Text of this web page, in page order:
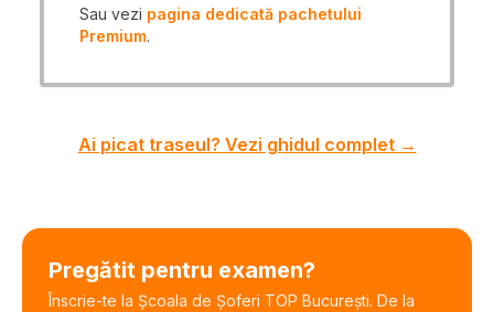
Sau vezi pagina dedicată pachetului
Premium.
Ai picat traseul? Vezi ghidul complet →
Pregătit pentru examen?
Înscrie-te la Școala de Șoferi TOP București. De la